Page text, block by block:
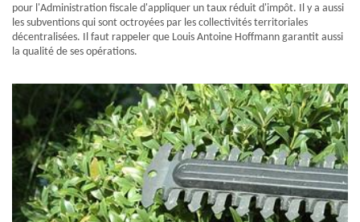
pour l'Administration fiscale d'appliquer un taux réduit d'impôt. Il y a aussi
les subventions qui sont octroyées par les collectivités territoriales
décentralisées. Il faut rappeler que Louis Antoine Hoffmann garantit aussi
la qualité de ses opérations.